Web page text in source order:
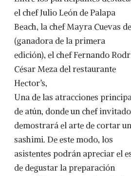
el chef Julio León de Palapa
Beach, la chef Mayra Cuevas
(ganadora de la primera
edición), el chef Fernando
César Meza del restaurante
Hector’s,
Una de las atracciones
de atún, donde un chef invitado
demostrará el arte de cortar
sashimi. De este modo, los
asistentes podrán apreciar el
de degustar la preparación